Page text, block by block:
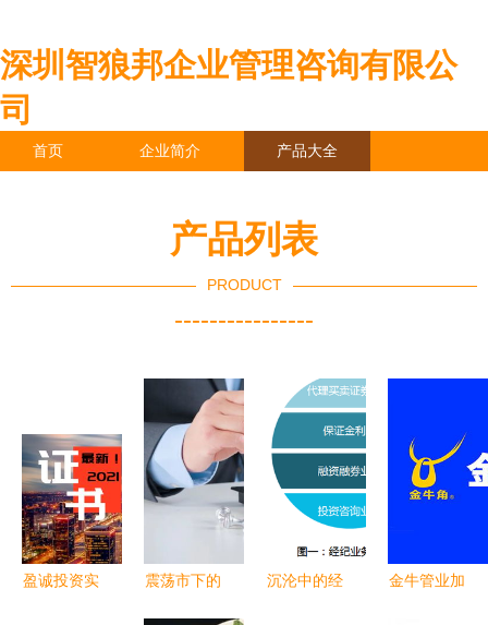
深圳智狼邦企业管理咨询有限公
司
首页 企业简介 产品大全
产品列表
PRODUCT
----------------
盈诚投资实
震荡市下的
沉沦中的经
金牛管业加